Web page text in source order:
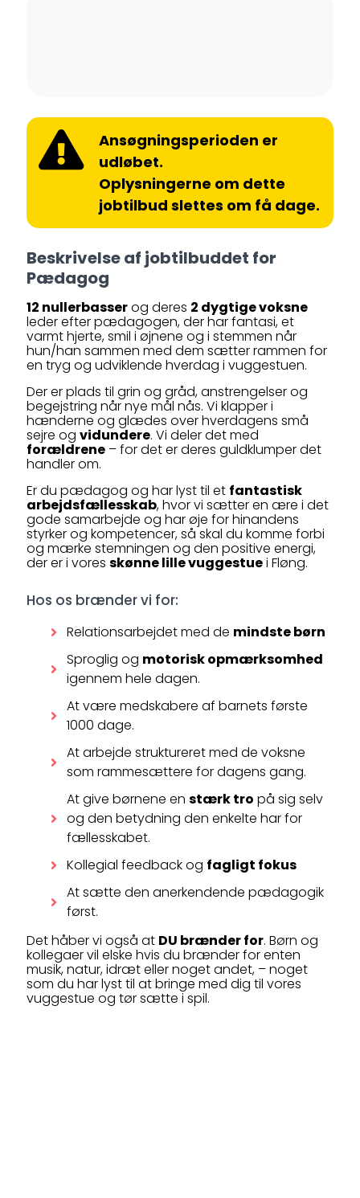
Ansøgningsperioden er
udløbet.
Oplysningerne om dette
jobtilbud slettes om få dage.
Beskrivelse af jobtilbuddet for
Pædagog
12 nullerbasserog deres 2 dygtige voksne
leder efter pædagogen, der har fantasi, et
varmt hjerte, smil i øjnene og i stemmen når
hun/han sammen med dem sætter rammen for
en tryg og udviklende hverdag i vuggestuen.
Der er plads til grin og gråd, anstrengelser og
begejstring når nye mål nås. Vi klapper i
hænderne og glædes over hverdagens små
sejre og vidundere. Vi deler det med
forældrene – for det er deres guldklumper det
handler om.
Er du pædagog og har lyst til et fantastisk
arbejdsfællesskab, hvor vi sætter en ære i det
gode samarbejde og har øje for hinandens
styrker og kompetencer, så skal du komme forbi
og mærke stemningen og den positive energi,
der er i vores skønne lille vuggestuei Fløng.
Hos os brænder vi for:
Relationsarbejdet med de mindste børn
Sproglig og motorisk opmærksomhed
igennem hele dagen.
At være medskabere af barnets første
1000 dage.
At arbejde struktureret med de voksne
som rammesættere for dagens gang.
At give børnene en stærk tro på sig selv
og den betydning den enkelte har for
fællesskabet.
Kollegial feedback og fagligt fokus
At sætte den anerkendende pædagogik
først.
Det håber vi også at DU brænder for. Børn og
kollegaer vil elske hvis du brænder for enten
musik, natur, idræt eller noget andet, – noget
som du har lyst til at bringe med dig til vores
vuggestue og tør sætte i spil.